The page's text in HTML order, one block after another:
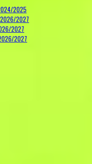
2025
2026/2027
2027
2027